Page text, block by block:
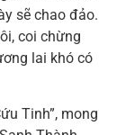
sẽ chao đảo.
coi chừng
lai khó có
Tinh”, mong